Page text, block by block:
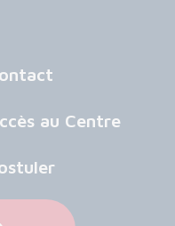
au Centre